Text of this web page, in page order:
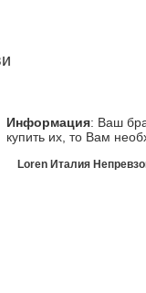
Информация: Ваш
купить их, то Вам
Loren Италия